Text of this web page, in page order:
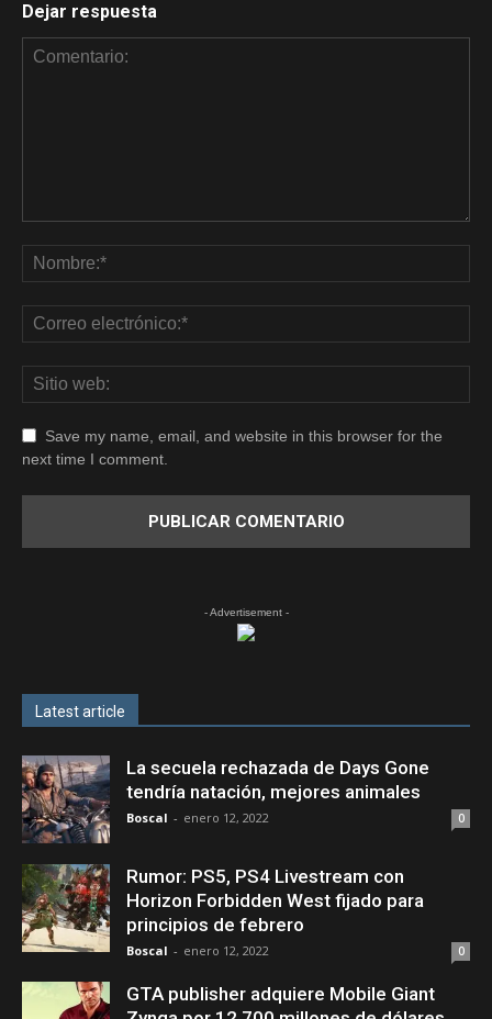
Dejar respuesta
Save my name, email, and website in this browser for the
next time I comment.
- Advertisement -
Latest article
La secuela rechazada de Days Gone
tendría natación, mejores animales
Boscal - enero 12, 2022 0
Rumor: PS5, PS4 Livestream con
Horizon Forbidden West fijado para
principios de febrero
Boscal - enero 12, 2022 0
GTA publisher adquiere Mobile Giant